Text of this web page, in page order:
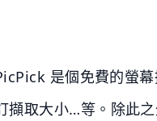
是個免費的螢
擷取大小…等。除此